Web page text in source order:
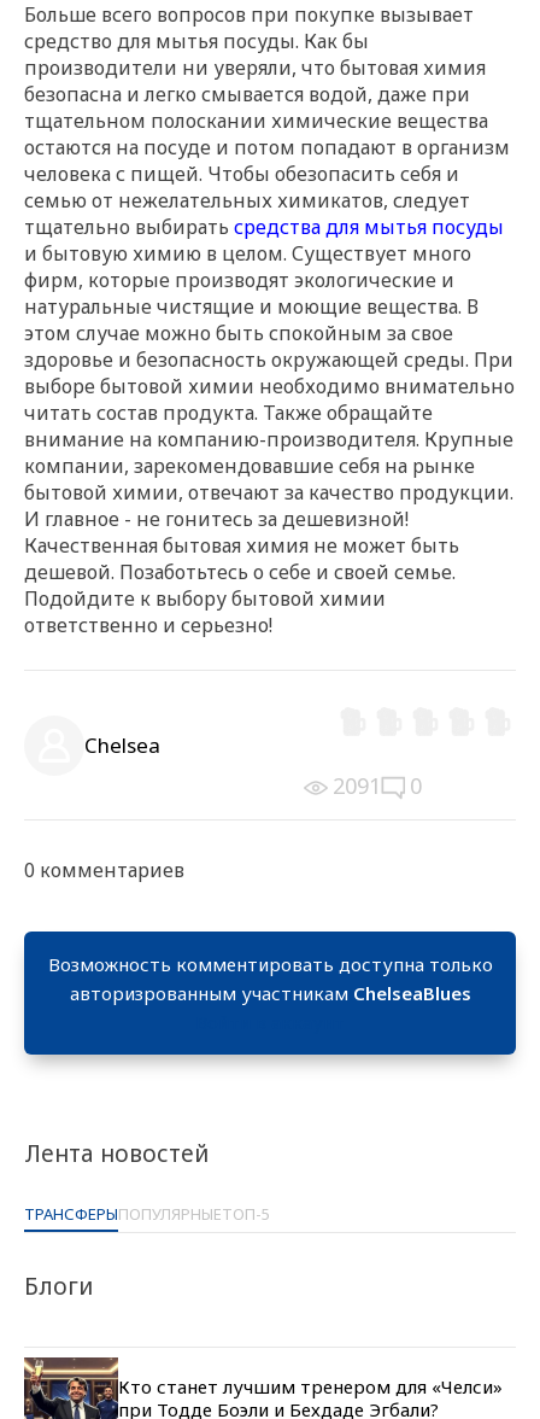
Лента новостей
ТРАНСФЕРЫПОПУЛЯРНЫЕТОП-5
Блоги
Кто станет лучшим тренером для «Челси»
при Тодде Боэли и Бехдаде Эгбали?
Больше всего вопросов при покупке вызывает
средство для мытья посуды. Как бы
производители ни уверяли, что бытовая химия
безопасна и легко смывается водой, даже при
тщательном полоскании химические вещества
остаются на посуде и потом попадают в организм
человека с пищей. Чтобы обезопасить себя и
семью от нежелательных химикатов, следует
тщательно выбирать средства для мытья посуды
и бытовую химию в целом. Существует много
фирм, которые производят экологические и
натуральные чистящие и моющие вещества. В
этом случае можно быть спокойным за свое
здоровье и безопасность окружающей среды. При
выборе бытовой химии необходимо внимательно
читать состав продукта. Также обращайте
внимание на компанию-производителя. Крупные
компании, зарекомендовавшие себя на рынке
бытовой химии, отвечают за качество продукции.
И главное - не гонитесь за дешевизной!
Качественная бытовая химия не может быть
дешевой. Позаботьтесь о себе и своей семье.
Подойдите к выбору бытовой химии
ответственно и серьезно!
Chelsea
2091 0
0 комментариев
Возможность комментировать доступна только
авторизрованным участникам ChelseaBlues